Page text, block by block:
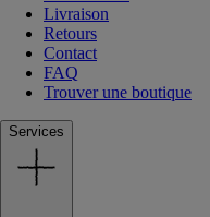
Livraison
Retours
Contact
FAQ
Trouver une boutique
Services